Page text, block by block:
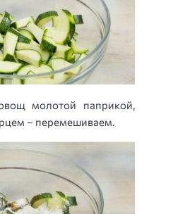
молотой паприкой,
– перемешиваем.